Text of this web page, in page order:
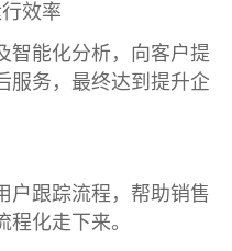
效率
智能化分析，向客户提
服务，最终达到提升企
户跟踪流程，帮助销售
化走下来。